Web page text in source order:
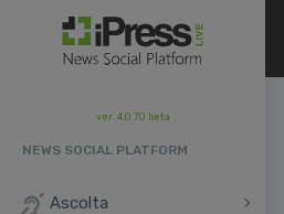
ver. 4.0.70 beta
NEWS SOCIAL PLATFORM
Ascolta